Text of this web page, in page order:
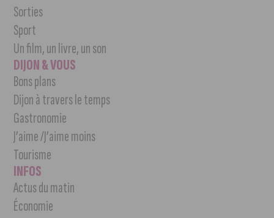
Sorties
Sport
Un film, un livre, un son
DIJON & VOUS
Bons plans
Dijon à travers le temps
Gastronomie
J’aime /J’aime moins
Tourisme
INFOS
Actus du matin
Économie